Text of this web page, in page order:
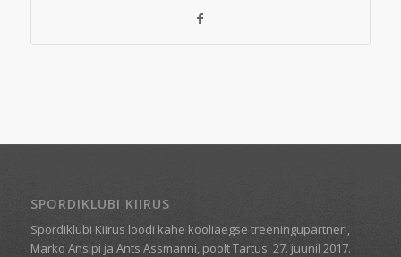
SPORDIKLUBI KIIRUS
Spordiklubi Kiirus loodi kahe kooliaegse treeningupartneri,
Marko Ansipi ja Ants Assmanni, poolt Tartus 27. juunil 2017.